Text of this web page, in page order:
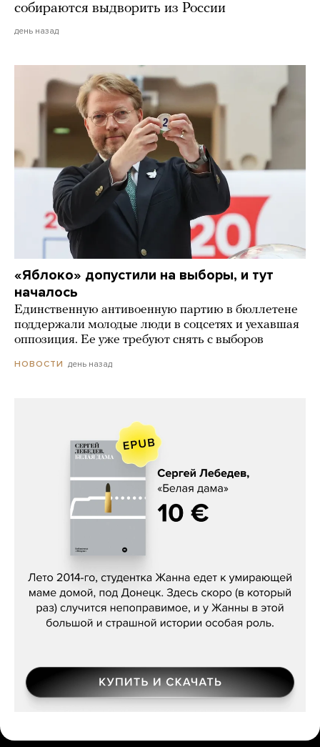
собираются выдворить из России
день назад
«Яблоко» допустили на выборы, и тут
началось
Единственную антивоенную партию в бюллетене
поддержали молодые люди в соцсетях и уехавшая
оппозиция. Ее уже требуют снять с выборов
НОВОСТИ день назад
Сергей Лебедев, «Белая дама»